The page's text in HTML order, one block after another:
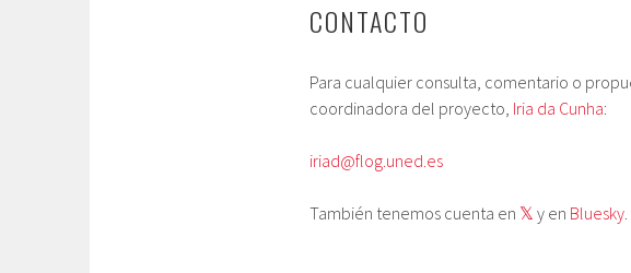
CONTACTO
Para cualquier consulta, comentario o
coordinadora del proyecto, Iria da Cunha:
iriad@flog.uned.es
También tenemos cuenta en 𝕏 y en Bluesky.